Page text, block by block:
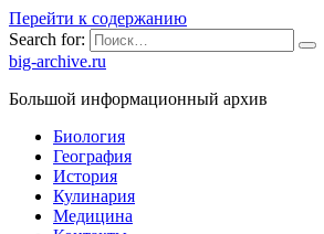
Перейти к содержанию
Search for:
big-archive.ru
Большой информационный архив
Биология
География
История
Кулинария
Медицина